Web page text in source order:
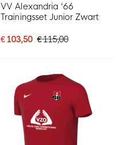
VV Alexandria '66
Trainingsset Junior Zwart
€ 103,50 € 115,00